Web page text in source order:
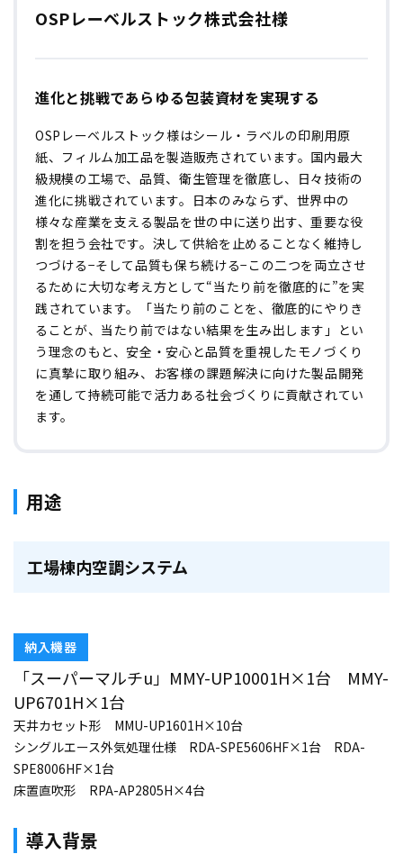
OSPレーベルストック株式会社様
進化と挑戦であらゆる包装資材を実現する
OSPレーベルストック様はシール・ラベルの印刷用原
紙、フィルム加工品を製造販売されています。国内最大
級規模の工場で、品質、衛生管理を徹底し、日々技術の
進化に挑戦されています。日本のみならず、世界中の
様々な産業を支える製品を世の中に送り出す、重要な役
割を担う会社です。決して供給を止めることなく維持し
つづける−そして品質も保ち続ける−この二つを両立させ
るために大切な考え方として“当たり前を徹底的に”を実
践されています。「当たり前のことを、徹底的にやりき
ることが、当たり前ではない結果を生み出します」とい
う理念のもと、安全・安心と品質を重視したモノづくり
に真摯に取り組み、お客様の課題解決に向けた製品開発
を通して持続可能で活力ある社会づくりに貢献されてい
ます。
用途
工場棟内空調システム
納入機器
「スーパーマルチu」MMY-UP10001H×1台 MMY-
UP6701H×1台
天井カセット形 MMU-UP1601H×10台
シングルエース外気処理仕様 RDA-SPE5606HF×1台 RDA-
SPE8006HF×1台
床置直吹形 RPA-AP2805H×4台
導入背景